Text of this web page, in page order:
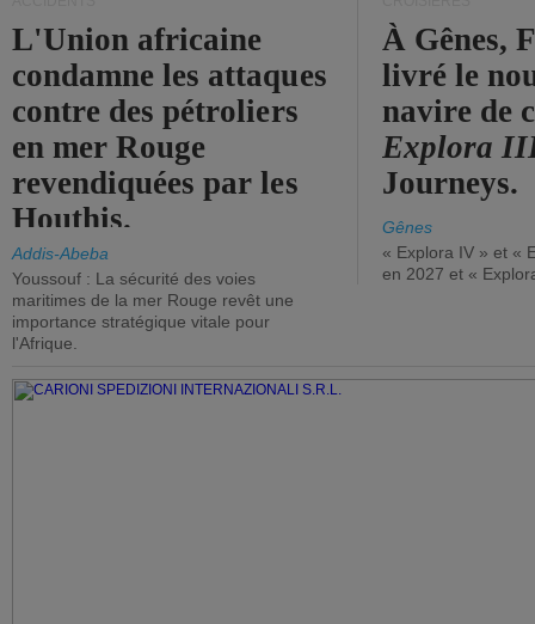
L'Union africaine
condamne les attaques
contre des pétroliers
en mer Rouge
revendiquées par les
Houthis.
Addis-Abeba
Youssouf : La sécurité des voies
maritimes de la mer Rouge revêt une
importance stratégique vitale pour
l'Afrique.
À Gênes,
livré le
navire de
Explora
Journeys.
Gênes
« Explora IV » et «
en 2027 et «